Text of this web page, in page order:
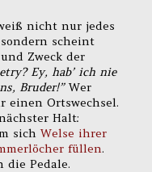
nicht nur jedes
scheint
Zweck der
Ey, hab’ ich nie
Bruder!”Wer
einen Ortswechsel.
Halt:
sichWelse ihrer
füllen.
Pedale.